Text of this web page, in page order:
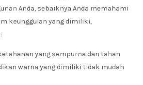
Anda, sebaiknya Anda memahami
keunggulan yang dimiliki,
yang sempurna dan tahan
warna yang dimiliki tidak mudah